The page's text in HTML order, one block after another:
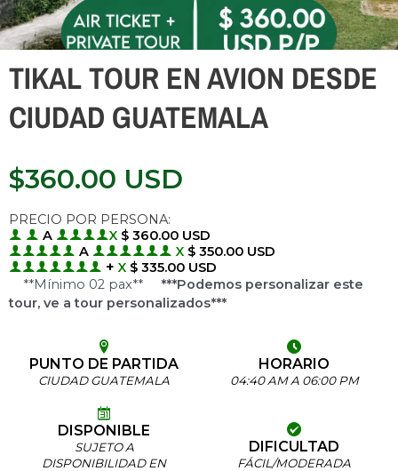
TIKAL TOUR EN AVION DESDE
CIUDAD GUATEMALA
$360.00 USD
PRECIO POR PERSONA:
A
X $ 360.00 USD
A
X $ 350.00 USD
+ X $ 335.00 USD
**Mínimo 02 pax** ***Podemos personalizar este
tour, ve a tour personalizados***
PUNTO DE PARTIDA
CIUDAD GUATEMALA
HORARIO
04:40 AM A 06:00 PM
DISPONIBLE
SUJETO A
DISPONIBILIDAD EN
DIFICULTAD
FÁCIL/MODERADA